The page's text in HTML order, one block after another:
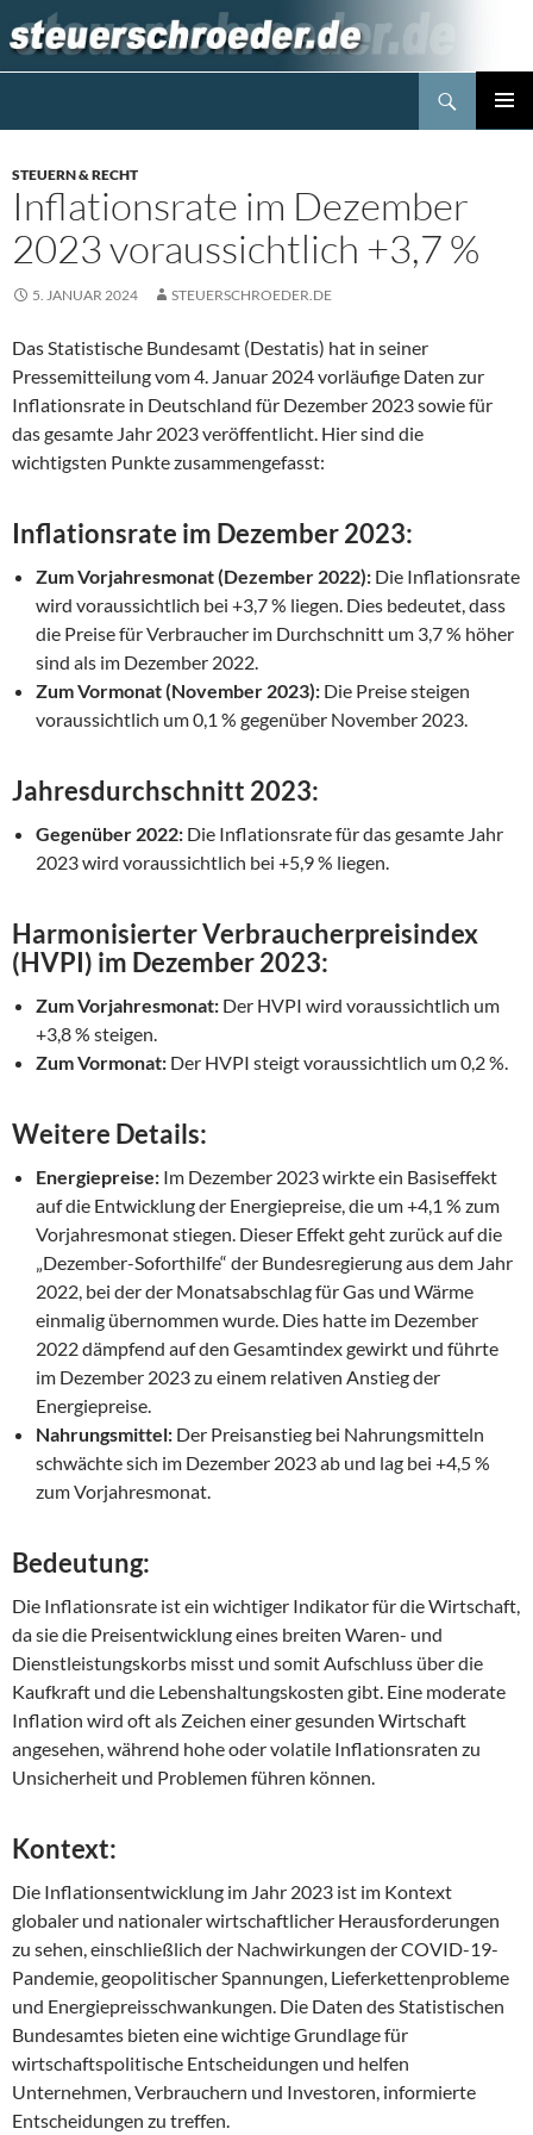
Inhalt
springen
STEUERN & RECHT
Inflationsrate im Dezember
2023 voraussichtlich +3,7 %
5. JANUAR 2024 STEUERSCHROEDER.DE
Das Statistische Bundesamt (Destatis) hat in seiner
Pressemitteilung vom 4. Januar 2024 vorläufige Daten zur
Inflationsrate in Deutschland für Dezember 2023 sowie für
das gesamte Jahr 2023 veröffentlicht. Hier sind die
wichtigsten Punkte zusammengefasst:
Inflationsrate im Dezember 2023:
Zum Vorjahresmonat (Dezember 2022): Die Inflationsrate
wird voraussichtlich bei +3,7 % liegen. Dies bedeutet, dass
die Preise für Verbraucher im Durchschnitt um 3,7 % höher
sind als im Dezember 2022.
Zum Vormonat (November 2023): Die Preise steigen
voraussichtlich um 0,1 % gegenüber November 2023.
Jahresdurchschnitt 2023:
Gegenüber 2022: Die Inflationsrate für das gesamte Jahr
2023 wird voraussichtlich bei +5,9 % liegen.
Harmonisierter Verbraucherpreisindex
(HVPI) im Dezember 2023:
Zum Vorjahresmonat: Der HVPI wird voraussichtlich um
+3,8 % steigen.
Zum Vormonat: Der HVPI steigt voraussichtlich um 0,2 %.
Weitere Details:
Energiepreise: Im Dezember 2023 wirkte ein Basiseffekt
auf die Entwicklung der Energiepreise, die um +4,1 % zum
Vorjahresmonat stiegen. Dieser Effekt geht zurück auf die
„Dezember-Soforthilfe“ der Bundesregierung aus dem Jahr
2022, bei der der Monatsabschlag für Gas und Wärme
einmalig übernommen wurde. Dies hatte im Dezember
2022 dämpfend auf den Gesamtindex gewirkt und führte
im Dezember 2023 zu einem relativen Anstieg der
Energiepreise.
Nahrungsmittel: Der Preisanstieg bei Nahrungsmitteln
schwächte sich im Dezember 2023 ab und lag bei +4,5 %
zum Vorjahresmonat.
Bedeutung:
Die Inflationsrate ist ein wichtiger Indikator für die Wirtschaft,
da sie die Preisentwicklung eines breiten Waren- und
Dienstleistungskorbs misst und somit Aufschluss über die
Kaufkraft und die Lebenshaltungskosten gibt. Eine moderate
Inflation wird oft als Zeichen einer gesunden Wirtschaft
angesehen, während hohe oder volatile Inflationsraten zu
Unsicherheit und Problemen führen können.
Kontext:
Die Inflationsentwicklung im Jahr 2023 ist im Kontext
globaler und nationaler wirtschaftlicher Herausforderungen
zu sehen, einschließlich der Nachwirkungen der COVID-19-
Pandemie, geopolitischer Spannungen, Lieferkettenprobleme
und Energiepreisschwankungen. Die Daten des Statistischen
Bundesamtes bieten eine wichtige Grundlage für
wirtschaftspolitische Entscheidungen und helfen
Unternehmen, Verbrauchern und Investoren, informierte
Entscheidungen zu treffen.